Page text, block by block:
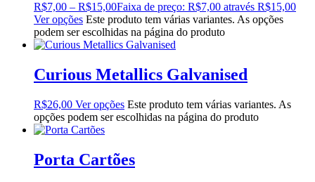
R$7,00 – R$15,00Faixa de preço: R$7,00 através R$15,00
Ver opções Este produto tem várias variantes. As opções
podem ser escolhidas na página do produto
Curious Metallics Galvanised
R$26,00 Ver opções Este produto tem várias variantes. As
opções podem ser escolhidas na página do produto
Porta Cartões